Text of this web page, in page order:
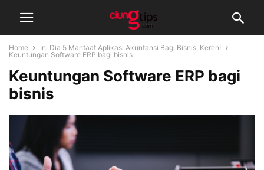
Home
Ini Dia 5 Manfaat Aplikasi Akuntansi Bagi Bisnis, Keren!
Keuntungan Software ERP bagi bisnis
Keuntungan Software ERP bagi
bisnis